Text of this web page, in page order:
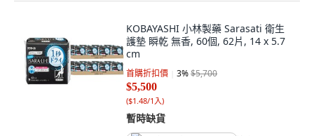
KOBAYASHI 小林製藥 Sarasati 衛生
護墊 瞬乾 無香, 60個, 62片, 14 x 5.7
cm
首購折扣價 3%$5,700
$5,500
($1.48/1入)
暫時缺貨